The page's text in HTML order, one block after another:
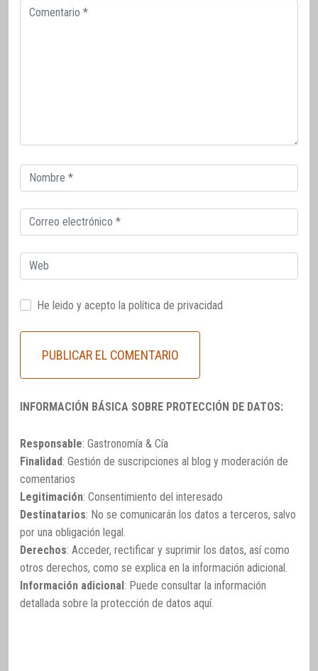
Comentario
Correo
electrónico
Correo
electrónico
Web
He leido y acepto la política de privacidad
INFORMACIÓN BÁSICA SOBRE PROTECCIÓN DE DATOS:
Responsable: Gastronomía & Cía
Finalidad: Gestión de suscripciones al blog y moderación de
comentarios
Legitimación: Consentimiento del interesado
Destinatarios: No se comunicarán los datos a terceros, salvo
por una obligación legal.
Derechos: Acceder, rectificar y suprimir los datos, así como
otros derechos, como se explica en la información adicional.
Información adicional: Puede consultar la información
detallada sobre la protección de datos aquí.